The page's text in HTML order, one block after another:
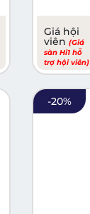
Giá hội
viên(Giá
sàn Hi1 hỗ
trợ hội viên)
-20%